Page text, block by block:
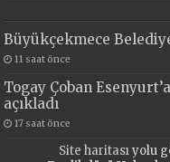
Büyükçekmece
11 saat önce
Togay Çoban
açıkladı
17 saat önce
Site haritasıyolu